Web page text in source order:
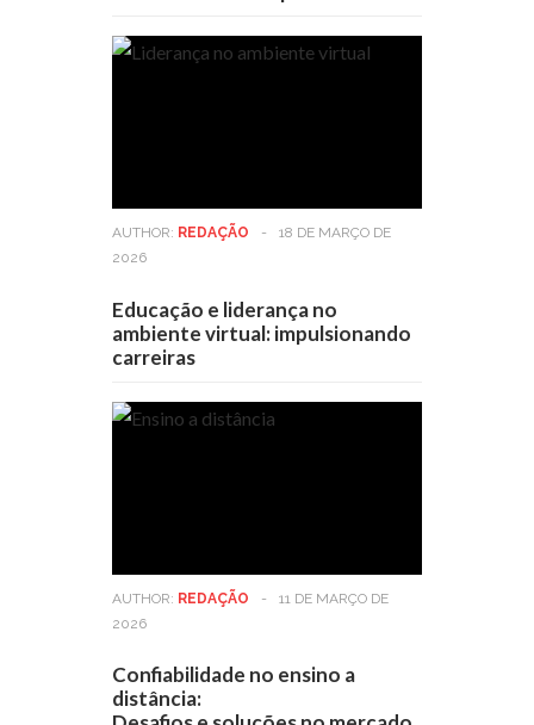
AUTHOR: REDAÇÃO -
18 DE MARÇO DE
2026
Educação e liderança no
ambiente virtual: impulsionando
carreiras
AUTHOR: REDAÇÃO -
11 DE MARÇO DE
2026
Confiabilidade no ensino a
distância: